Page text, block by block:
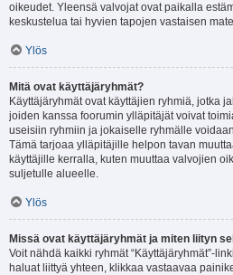
oikeudet. Yleensä valvojat ovat paikalla
keskustelua tai hyvien tapojen vastaisen
Ylös
Mitä ovat käyttäjäryhmät?
Käyttäjäryhmät ovat käyttäjien ryhmiä, jotka
joiden kanssa foorumin ylläpitäjät voivat
useisiin ryhmiin ja jokaiselle ryhmälle
Tämä tarjoaa ylläpitäjille helpon tavan
käyttäjille kerralla, kuten muuttaa valvojien
suljetulle alueelle.
Ylös
Missä ovat käyttäjäryhmät ja miten liityn
Voit nähdä kaikki ryhmät “Käyttäjäryhmät”-
haluat liittyä yhteen, klikkaa vastaavaa